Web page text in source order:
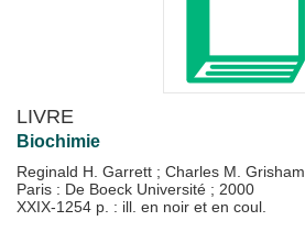
LIVRE
Biochimie
Reginald H. Garrett ; Charles M. Grisham
Paris : De Boeck Université ; 2000
XXIX-1254 p. : ill. en noir et en coul.